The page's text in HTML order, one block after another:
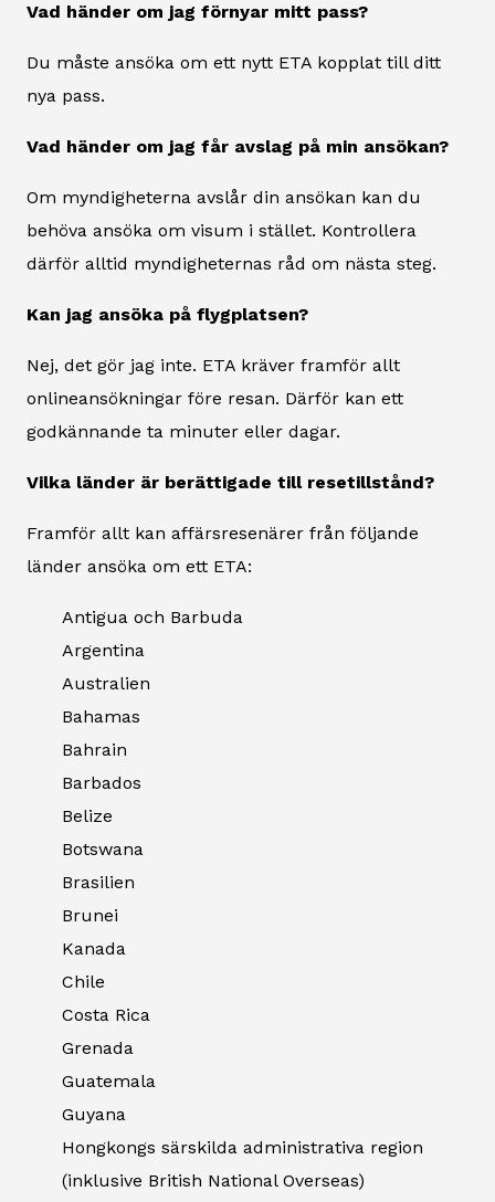
Vad händer om jag förnyar mitt pass?
Du måste ansöka om ett nytt ETA kopplat till ditt
nya pass.
Vad händer om jag får avslag på min ansökan?
Om myndigheterna avslår din ansökan kan du
behöva ansöka om visum i stället. Kontrollera
därför alltid myndigheternas råd om nästa steg.
Kan jag ansöka på flygplatsen?
Nej, det gör jag inte. ETA kräver framför allt
onlineansökningar före resan. Därför kan ett
godkännande ta minuter eller dagar.
Vilka länder är berättigade till resetillstånd?
Framför allt kan affärsresenärer från följande
länder ansöka om ett ETA:
Antigua och Barbuda
Argentina
Australien
Bahamas
Bahrain
Barbados
Belize
Botswana
Brasilien
Brunei
Kanada
Chile
Costa Rica
Grenada
Guatemala
Guyana
Hongkongs särskilda administrativa region
(inklusive British National Overseas)